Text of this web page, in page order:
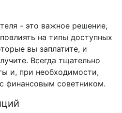
- это важное решение,
на типы доступных
вы заплатите, и
Всегда тщательно
и, при необходимости,
финансовым советником.